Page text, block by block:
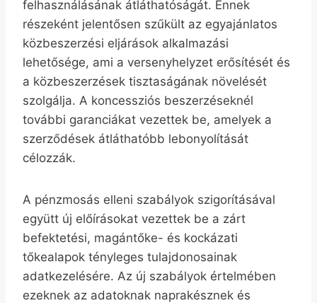
felhasználásának átláthatóságát. Ennek
részeként jelentősen szűkült az egyajánlatos
közbeszerzési eljárások alkalmazási
lehetősége, ami a versenyhelyzet erősítését és
a közbeszerzések tisztaságának növelését
szolgálja. A koncessziós beszerzéseknél
további garanciákat vezettek be, amelyek a
szerződések átláthatóbb lebonyolítását
célozzák.
A pénzmosás elleni szabályok szigorításával
együtt új előírásokat vezettek be a zárt
befektetési, magántőke- és kockázati
tőkealapok tényleges tulajdonosainak
adatkezelésére. Az új szabályok értelmében
ezeknek az adatoknak naprakésznek és